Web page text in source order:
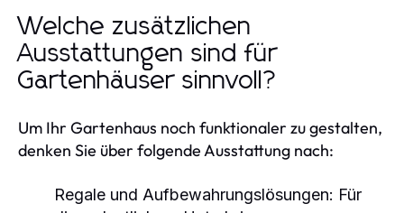
Welche zusätzlichen
Ausstattungen sind für
Gartenhäuser sinnvoll?
Um Ihr Gartenhaus noch funktionaler zu gestalten,
denken Sie über folgende Ausstattung nach:
Regale und Aufbewahrungslösungen: Für